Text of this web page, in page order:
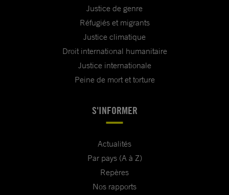
Justice de genre
Réfugiés et migrants
Justice climatique
Droit international humanitaire
Justice internationale
Peine de mort et torture
S'INFORMER
Actualités
Par pays (A à Z)
Repères
Nos rapports